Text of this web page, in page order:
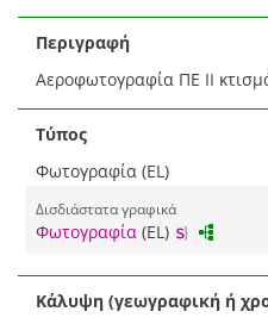
Περιγραφή
Αεροφωτογραφία ΠΕ ΙΙ
Τύπος
Φωτογραφία (EL)
Δισδιάστατα γραφικά
Φωτογραφία (EL)
Κάλυψη (γεωγραφική ή